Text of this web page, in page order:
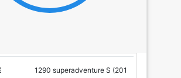
%
1290 superadventure S (201